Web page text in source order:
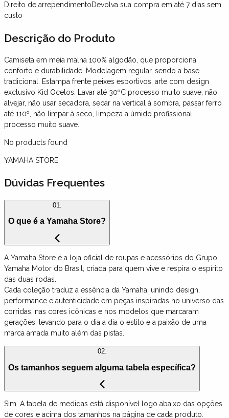
Direito de arrependimentoDevolva sua compra em até 7 dias sem
custo
Descrição do Produto
Camiseta em meia malha 100% algodão, que proporciona
conforto e durabilidade. Modelagem regular, sendo a base
tradicional. Estampa frente peixes esportivos, arte com design
exclusivo Kid Ocelos. Lavar até 30ºC processo muito suave, não
alvejar, não usar secadora, secar na vertical à sombra, passar ferro
até 110º, não limpar à seco, limpeza a úmido profissional
processo muito suave.
No products found
YAMAHA STORE
Dúvidas Frequentes
01.
O que é a Yamaha Store?
A Yamaha Store é a loja oficial de roupas e acessórios do Grupo
Yamaha Motor do Brasil, criada para quem vive e respira o espírito
das duas rodas.
Cada coleção traduz a essência da Yamaha, unindo design,
performance e autenticidade em peças inspiradas no universo das
corridas, nas cores icônicas e nos modelos que marcaram
gerações, levando para o dia a dia o estilo e a paixão de uma
marca amada muito além das pistas.
02.
Os tamanhos seguem alguma tabela específica?
Sim. A tabela de medidas está disponível logo abaixo das opções
de cores e acima dos tamanhos na página de cada produto.